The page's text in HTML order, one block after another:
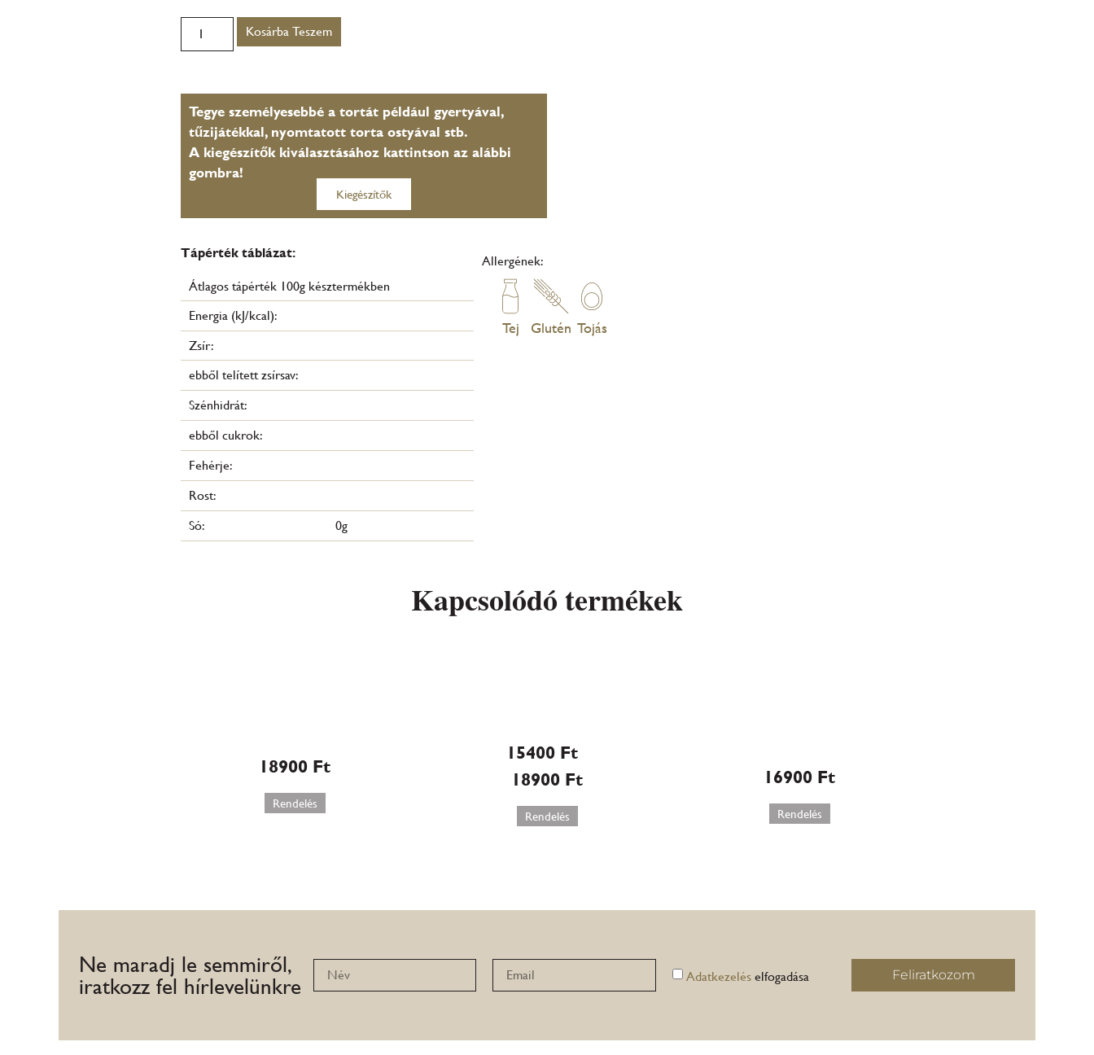
Kosárba Teszem
Tegye személyesebbé a tortát például gyertyával,
tűzijátékkal, nyomtatott torta ostyával stb.
A kiegészítők kiválasztásához kattintson az alábbi
gombra!
Kiegészítők
Tápérték táblázat:
Átlagos tápérték 100g késztermékben
Energia (kJ/kcal):
Zsír:
ebből telített zsírsav:
Szénhidrát:
ebből cukrok:
Fehérje:
Rost:
Só:
0g
Allergének:
Tej Glutén Tojás
Kapcsolódó termékek
18900 Ft
Rendelés
15400 Ft
18900 Ft
Rendelés
16900 Ft
Rendelés
Ne maradj le semmiről,
iratkozz fel hírlevelünkre
Adatkezeléselfogadása Feliratkozom